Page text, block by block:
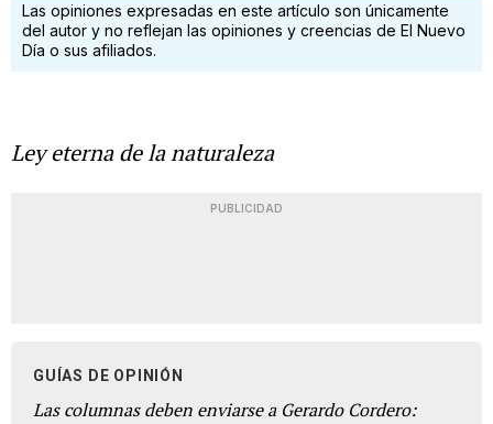
Las opiniones expresadas en este artículo son únicamente
del autor y no reflejan las opiniones y creencias de El Nuevo
Día o sus afiliados.
Ley eterna de la naturaleza
PUBLICIDAD
GUÍAS DE OPINIÓN
Las columnas deben enviarse a Gerardo Cordero: